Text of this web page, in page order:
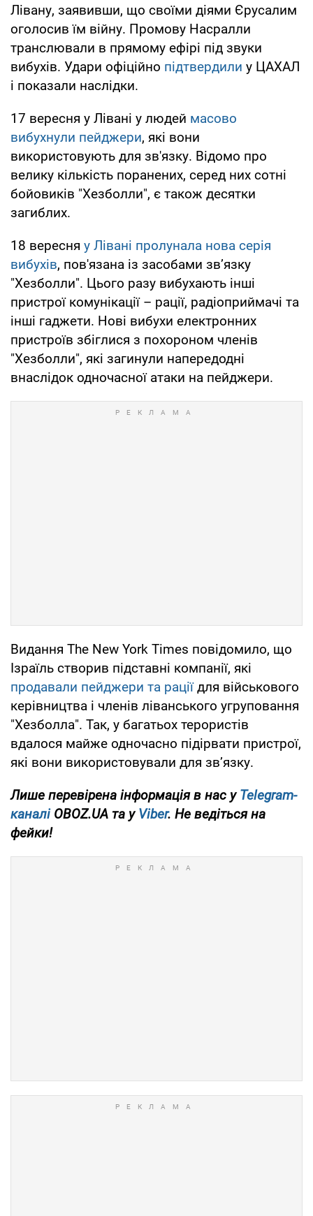
Лівану, заявивши, що своїми діями Єрусалим
оголосив їм війну. Промову Насралли
транслювали в прямому ефірі під звуки
вибухів. Удари офіційно підтвердили у ЦАХАЛ
і показали наслідки.
17 вересня у Лівані у людей масово
вибухнули пейджери, які вони
використовують для зв'язку. Відомо про
велику кількість поранених, серед них сотні
бойовиків "Хезболли", є також десятки
загиблих.
18 вересня у Лівані пролунала нова серія
вибухів, пов'язана із засобами звʼязку
"Хезболли". Цього разу вибухають інші
пристрої комунікації – рації, радіоприймачі та
інші гаджети. Нові вибухи електронних
пристроїв збіглися з похороном членів
"Хезболли", які загинули напередодні
внаслідок одночасної атаки на пейджери.
Видання The New York Times повідомило, що
Ізраїль створив підставні компанії, які
продавали пейджери та раціїдля військового
керівництва і членів ліванського угруповання
"Хезболла". Так, у багатьох терористів
вдалося майже одночасно підірвати пристрої,
які вони використовували для зв’язку.
Лише перевірена інформація в нас уTelegram-
каналіOBOZ.UA та уViber. Не ведіться на
фейки!